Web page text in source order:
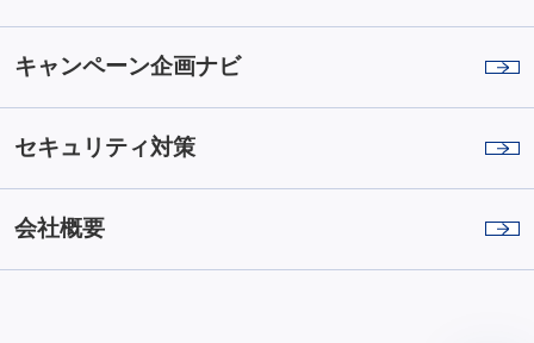
キャンペーン企画ナビ
セキュリティ対策
会社概要